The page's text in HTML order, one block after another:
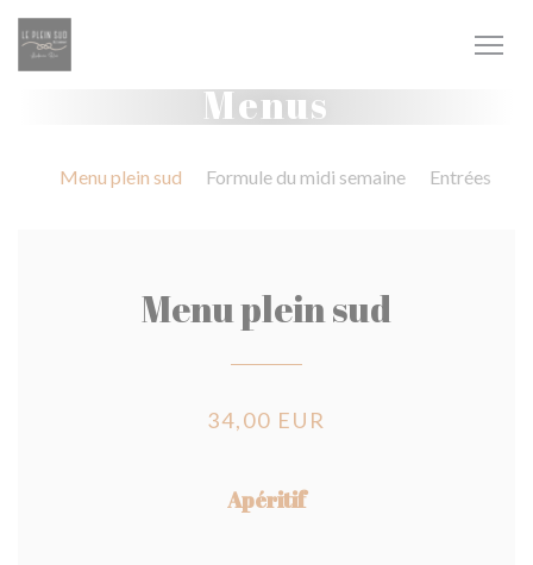
Painel de Gerenciamento de Cookies
Menus
Menu plein sud Formule du midi semaine Entrées
Menu plein sud
34,00 EUR
Apéritif